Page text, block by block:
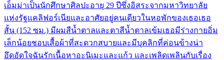
เอ็มม่าเป็นนักศึกษาศิลปะอายุ 29 ปีซึ่งอิสระจากมหาวิทยาลัย
แห่งรัฐแคลิฟอร์เนียและอาศัยอยู่คนเดียวในหอพักของเธอเธอ
สั้น (152 ซม.) มีผมสีน้ำตาลและตาสีน้ำตาลเข้มเธอมีร่างกายอิ่ม
เล็กน้อยชอบเสื้อผ้าที่สะดวกสบายและมีบุคลิกที่ค่อนข้างน่า
อึดอัดใจฉันรักเนื้อหาอะนิเมะและแก้ว และเพลิดเพลินกับเรื่อง